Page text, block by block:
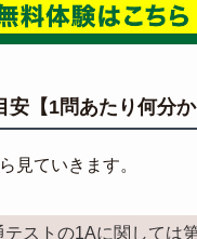
【1問あたり何分か
見ていきます。
テストの1Aに関しては